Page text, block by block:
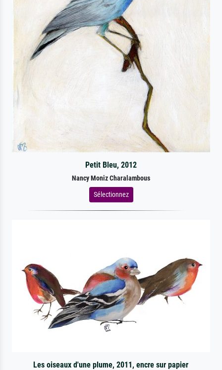
Petit Bleu, 2012
Nancy Moniz Charalambous
Sélectionnez
Les oiseaux d'une plume, 2011, encre sur papier